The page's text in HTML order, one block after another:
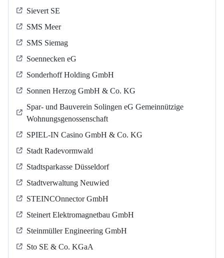
Sievert SE
SMS Meer
SMS Siemag
Soennecken eG
Sonderhoff Holding GmbH
Sonnen Herzog GmbH & Co. KG
Spar- und Bauverein Solingen eG Gemeinnützige
Wohnungsgenossenschaft
SPIEL-IN Casino GmbH & Co. KG
Stadt Radevormwald
Stadtsparkasse Düsseldorf
Stadtverwaltung Neuwied
STEINCOnnector GmbH
Steinert Elektromagnetbau GmbH
Steinmüller Engineering GmbH
Sto SE & Co. KGaA